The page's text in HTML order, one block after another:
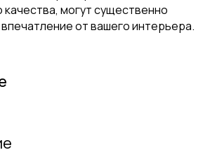
качества, могут существенно
от вашего интерьера.